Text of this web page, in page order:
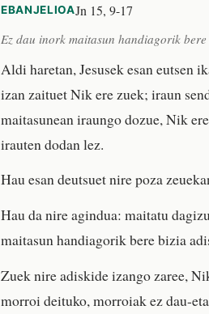
EBANJELIOAJn 15, 9-17
Ez dau inork maitasun handiagorik
Aldi haretan, Jesusek esan eutsen
izan zaituet Nik ere zuek; iraun
maitasunean iraungo dozue, Nik
irauten dodan lez.
Hau esan deutsuet nire poza
Hau da nire agindua: maitatu
maitasun handiagorik bere bizia
Zuek nire adiskide izango zaree,
morroi deituko, morroiak ez dau-